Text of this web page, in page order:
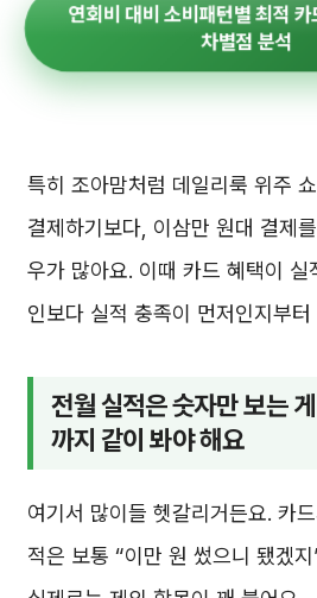
연회비 대비 소비패턴별 최적
차별점 분석
특히 조아맘처럼 데일리룩 위주
결제하기보다, 이삼만 원대 결제
우가 많아요. 이때 카드 혜택이
인보다 실적 충족이 먼저인지부
전월 실적은 숫자만 보는
까지 같이 봐야 해요
여기서 많이들 헷갈리거든요. 카
적은 보통 “이만 원 썼으니 됐겠